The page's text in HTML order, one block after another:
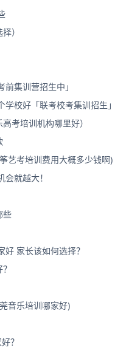
）
集训营招生中」
校好「联考校考集训招生」
考培训机构哪里好）
艺考培训费用大概多少钱啊)
就越大！
些
家长该如何选择？
音乐培训哪家好)
？